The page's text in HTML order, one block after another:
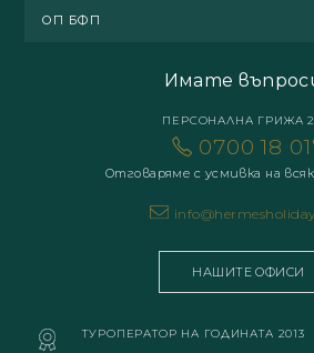
ОП БФП
Имате
ПЕРСОНАЛНА ГРИЖА
0700 18
Отговаряме с усмивка на
НАШИТЕ ОФИСИ
ТУРОПЕРАТОР НА ГОДИНАТА 2013